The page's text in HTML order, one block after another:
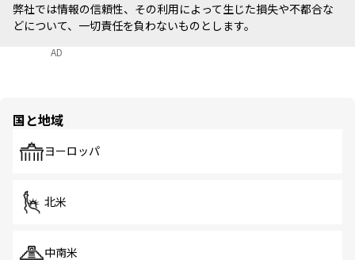
弊社では情報の信頼性、その利用によって生じた損失や不都合な
どについて、一切責任を負わないものとします。
AD
国と地域
ヨーロッパ
北米
中南米